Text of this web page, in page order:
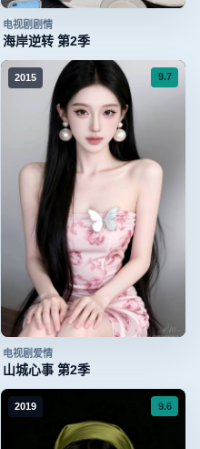
电视剧剧情
海岸逆转 第2季
2015 9.7
电视剧 爱情
山城心事 第2季
2019 9.6